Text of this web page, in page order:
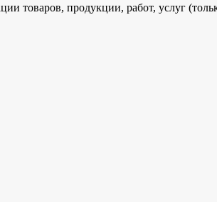
товаров, продукции, работ, услуг